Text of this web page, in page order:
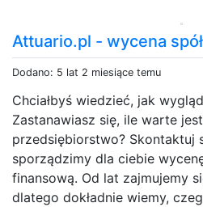
Attuario.pl - wycena
Dodano: 5 lat 2 miesiące temu
Chciałbyś wiedzieć, jak
Zastanawiasz się, ile warte
przedsiębiorstwo? Skontaktuj
sporządzimy dla ciebie
finansową. Od lat zajmujemy
dlatego dokładnie wiemy,